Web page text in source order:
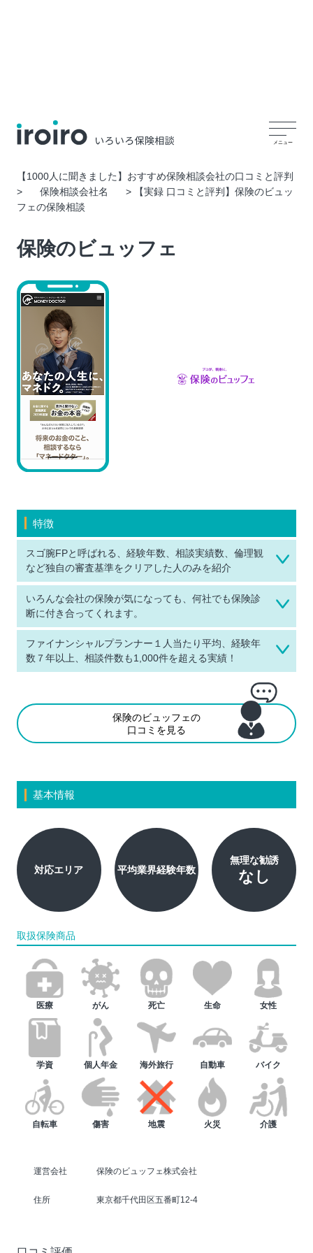
【1000人に聞きました】おすすめ保険相談会社の口コミと評判
>
保険相談会社名 >
【実録 口コミと評判】保険のビュッ
フェの保険相談
保険のビュッフェ
特徴
スゴ腕FPと呼ばれる、経験年数、相談実績数、倫理観
など独自の審査基準をクリアした人のみを紹介
いろんな会社の保険が気になっても、何社でも保険診
断に付き合ってくれます。
ファイナンシャルプランナー１人当たり平均、経験年
数７年以上、相談件数も1,000件を超える実績！
保険のビュッフェの
口コミを見る
基本情報
対応エリア 平均業界経験年数
無理な勧誘
なし
取扱保険商品
医療 がん 死亡 生命 女性
学資 個人年金 海外旅行 自動車 バイク
自転車 傷害 地震 火災 介護
運営会社 保険のビュッフェ株式会社
住所 東京都千代田区五番町12-4